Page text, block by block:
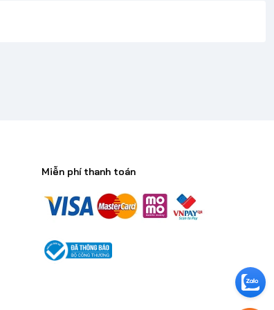
Miễn phí thanh toán